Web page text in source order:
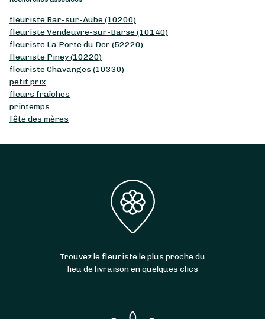
fleuriste Bar-sur-Aube (10200)
fleuriste Vendeuvre-sur-Barse (10140)
fleuriste La Porte du Der (52220)
fleuriste Piney (10220)
fleuriste Chavanges (10330)
petit prix
fleurs fraîches
printemps
fête des mères
Trouvez le fleuriste le plus proche du
lieu de livraison en quelques clics